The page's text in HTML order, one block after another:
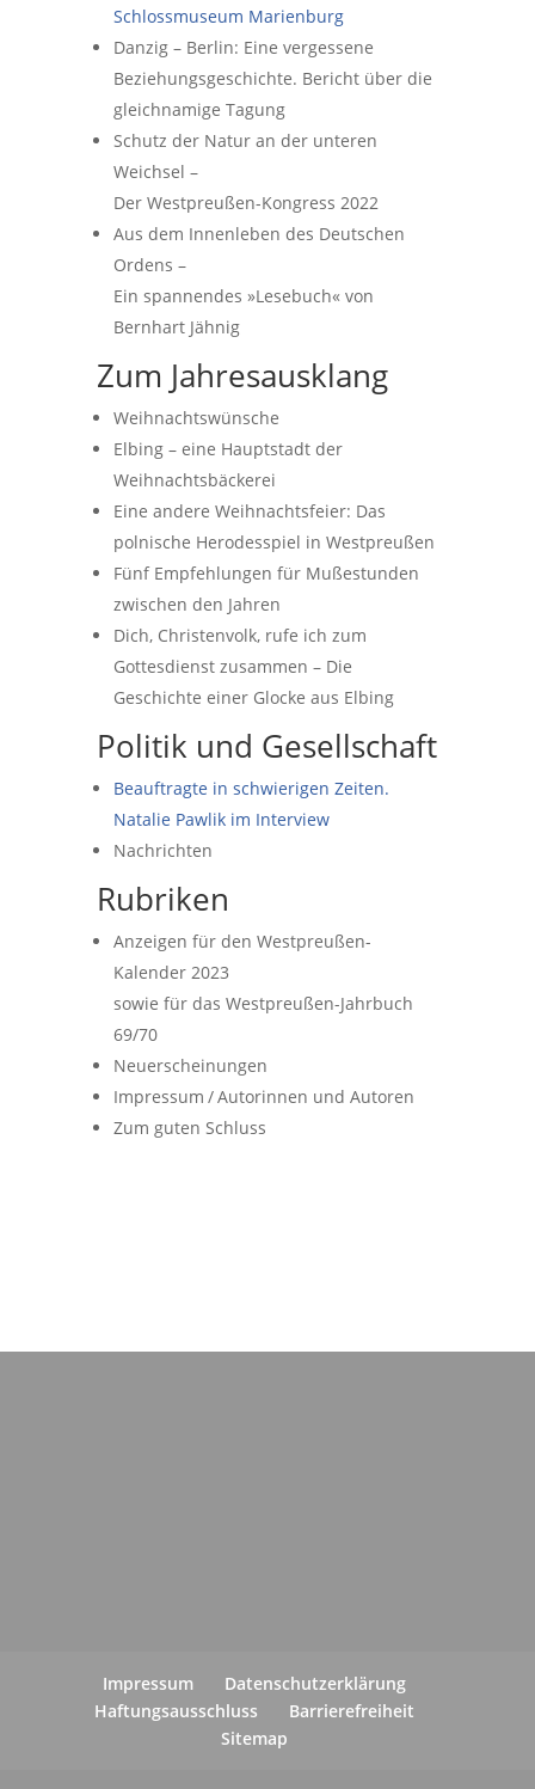
Schlossmuseum Marienburg
Danzig – Berlin: Eine vergessene
Beziehungs­geschichte. Bericht über die
gleichnamige Tagung
Schutz der Natur an der unteren
Weichsel –
Der Westpreußen-Kongress 2022
Aus dem Innenleben des Deutschen
Ordens –
Ein spannendes »Lesebuch« von
Bernhart Jähnig
Zum Jahresausklang
Weihnachtswünsche
Elbing – eine Hauptstadt der
Weihnachtsbäckerei
Eine andere Weihnachtsfeier: Das
polnische Herodesspiel in Westpreußen
Fünf Empfehlungen für Mußestunden
zwischen den Jahren
Dich, Christenvolk, rufe ich zum
Gottesdienst zusammen – Die
Geschichte einer Glocke aus Elbing
Politik und Gesellschaft
Beauftragte in schwierigen Zeiten.
Natalie Pawlik im Interview
Nachrichten
Rubriken
Anzeigen für den Westpreußen-
Kalender 2023
sowie für das Westpreußen-Jahrbuch
69/70
Neuerscheinungen
Impressum / Autorinnen und Autoren
Zum guten Schluss
Impressum
Datenschutzerklärung
Haftungsausschluss
Barrierefreiheit
Sitemap